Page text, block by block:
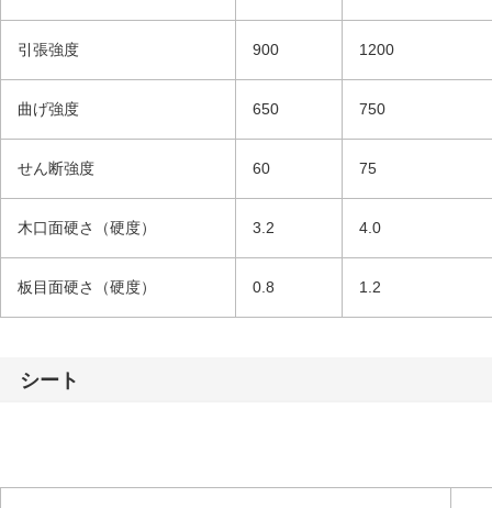
引張強度 900 1200
曲げ強度 650 750
せん断強度 60 75
木口面硬さ（硬度） 3.2 4.0
板目面硬さ（硬度） 0.8 1.2
シート